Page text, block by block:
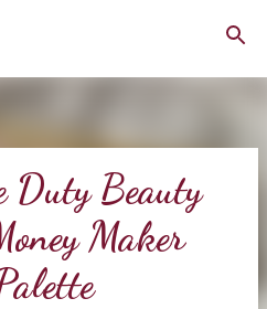
Duty Beauty
Maker